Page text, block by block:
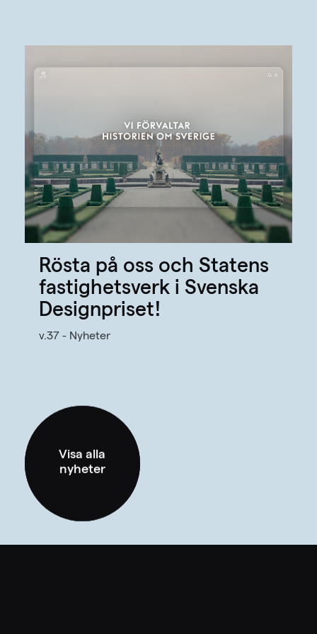
Rösta på oss och Statens
fastighetsverk i Svenska
Designpriset!
v.37 - Nyheter
Visa alla
nyheter